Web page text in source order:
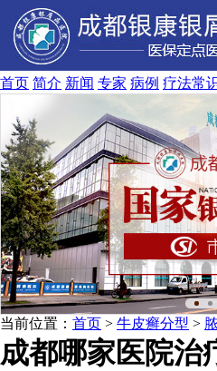
首页 简介 新闻 专家 病例 疗法常
当前位置： 首页 > 牛皮癣分型 >
成都哪家医院治